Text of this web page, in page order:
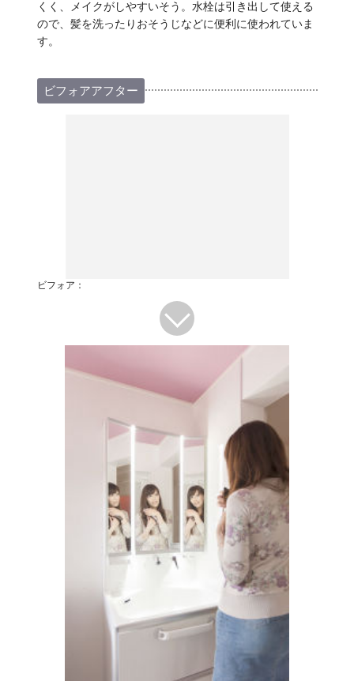
くく、メイクがしやすいそう。水栓は引き出して使える
ので、髪を洗ったりおそうじなどに便利に使われていま
す。
ビフォアアフター
ビフォア：